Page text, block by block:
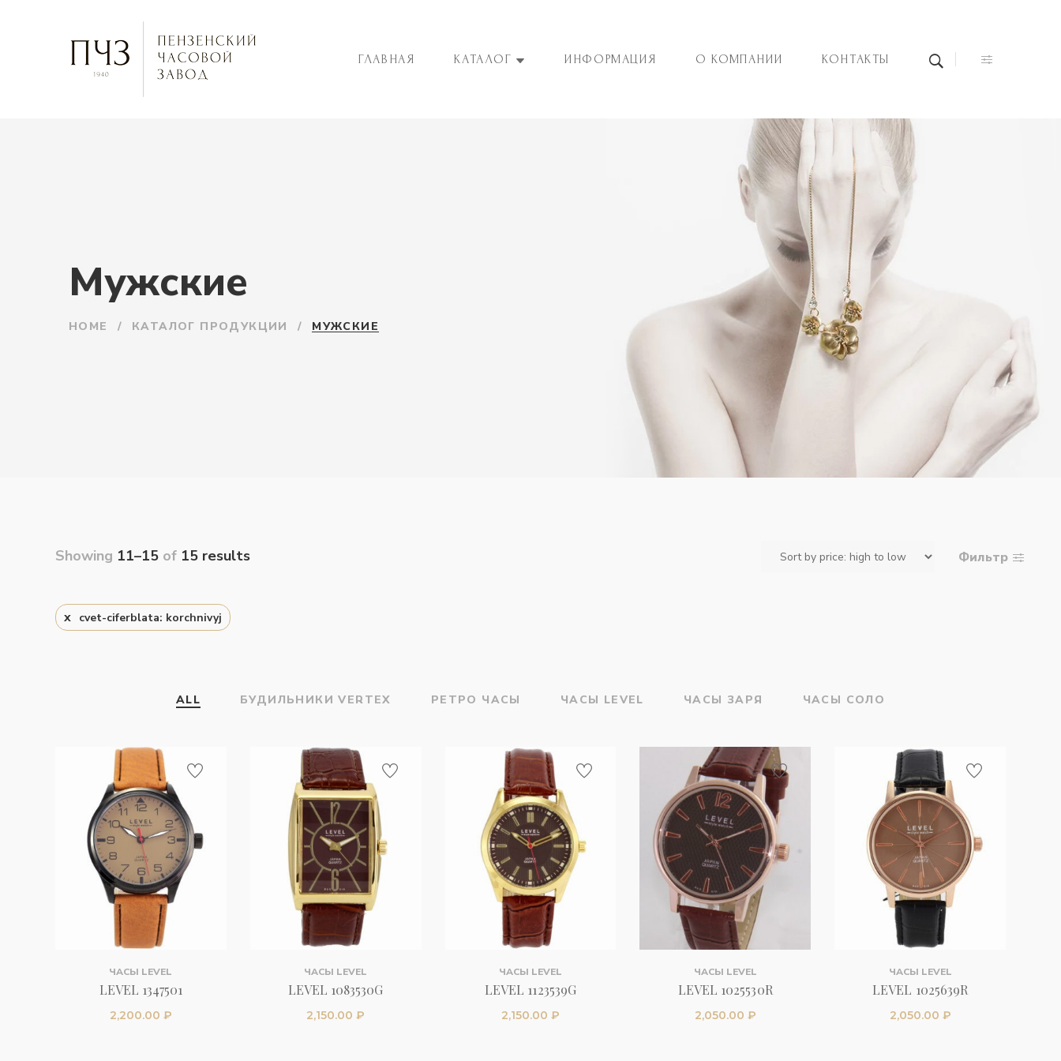
ГЛАВНАЯ КАТАЛОГ ИНФОРМАЦИЯ О КОМПАНИИ КОНТАКТЫ
Мужские
HOME / КАТАЛОГ ПРОДУКЦИИ / МУЖСКИЕ
Showing 11–15 of 15 results Фильтр
cvet-ciferblata: korchnivyj
ALL БУДИЛЬНИКИ VERTEX РЕТРО ЧАСЫ ЧАСЫ LEVEL ЧАСЫ ЗАРЯ ЧАСЫ СОЛО
ЧАСЫ LEVEL
LEVEL 1347501
2,200.00 ₽
ЧАСЫ LEVEL
LEVEL 1083530G
2,150.00₽
ЧАСЫ LEVEL
LEVEL 1123539G
2,150.00 ₽
ЧАСЫ LEVEL
LEVEL 1025530R
2,050.00 ₽
ЧАСЫ LEVEL
LEVEL 1025639R
2,050.00 ₽